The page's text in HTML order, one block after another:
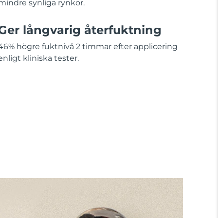
synliga rynkor.
långvarig återfuktning
högre fuktnivå 2 timmar efter applicering
kliniska tester.